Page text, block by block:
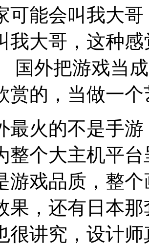
可能会叫我大
我大哥，这种感
国外把游戏当
赏的，当做一
最火的不是手
整个大主机平
游戏品质，整
果，还有日本
很讲究，设计